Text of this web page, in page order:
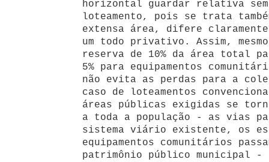
horizontal guardar relativa
loteamento, pois se trata
extensa área, difere
um todo privativo. Assim,
reserva de 10% da área total
5% para equipamentos
não evita as perdas para a
caso de loteamentos
áreas públicas exigidas se
a toda a população - as vias
sistema viário existente, os
equipamentos comunitários
patrimônio público municipal -